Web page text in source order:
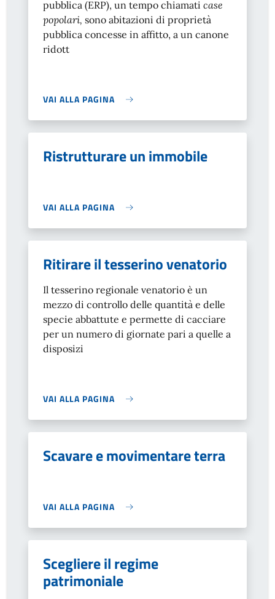
pubblica (ERP), un tempo chiamati case
popolari, sono abitazioni di proprietà
pubblica concesse in affitto, a un canone
ridott
VAI ALLA PAGINA
Ristrutturare un immobile
VAI ALLA PAGINA
Ritirare il tesserino venatorio
Il tesserino regionale venatorio è un
mezzo di controllo delle quantità e delle
specie abbattute e permette di cacciare
per un numero di giornate pari a quelle a
disposizi
VAI ALLA PAGINA
Scavare e movimentare terra
VAI ALLA PAGINA
Scegliere il regime
patrimoniale